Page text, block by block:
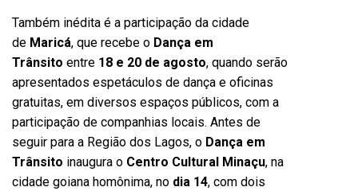
Também inédita é a participação da cidade
de Maricá, que recebe o Dança em
Trânsito entre 18 e 20 de agosto, quando serão
apresentados espetáculos de dança e oficinas
gratuitas, em diversos espaços públicos, com a
participação de companhias locais. Antes de
seguir para a Região dos Lagos, o Dança em
Trânsito inaugura o Centro Cultural Minaçu, na
cidade goiana homônima, no dia 14, com dois